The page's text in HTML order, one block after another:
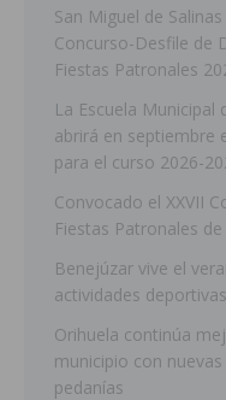
San Miguel de
Concurso-Desfile de
Fiestas Patronales
La Escuela
abrirá en septiembre
para el curso 2026-
Convocado el XXVII
Fiestas Patronales
Benejúzar vive el
actividades
Orihuela continúa
municipio con
pedanías